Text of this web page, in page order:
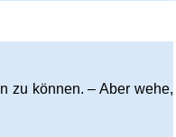
zu können. – Aber wehe,